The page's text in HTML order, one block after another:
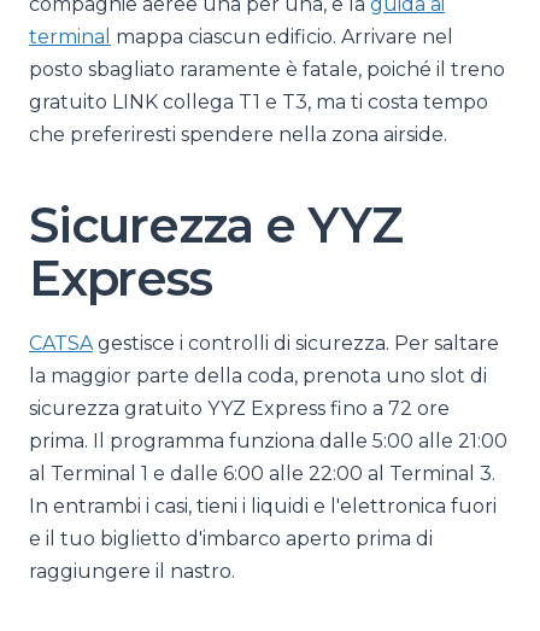
terminal mappa ciascun edificio. Arrivare nel
posto sbagliato raramente è fatale, poiché il treno
gratuito LINK collega T1 e T3, ma ti costa tempo
che preferiresti spendere nella zona airside.
Sicurezza e YYZ
Express
CATSAgestisce i controlli di sicurezza. Per saltare
la maggior parte della coda, prenota uno slot di
sicurezza gratuito YYZ Express fino a 72 ore
prima. Il programma funziona dalle 5:00 alle 21:00
al Terminal 1 e dalle 6:00 alle 22:00 al Terminal 3.
In entrambi i casi, tieni i liquidi e l'elettronica fuori
e il tuo biglietto d'imbarco aperto prima di
raggiungere il nastro.